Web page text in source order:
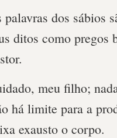
palavras dos sábios
ditos como pregos
meu filho;
há limite para a
exausto o corpo.